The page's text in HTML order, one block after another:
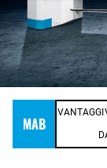
MAB
VANTAGGI